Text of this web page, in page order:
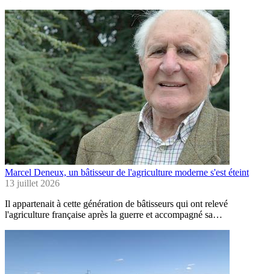
Marcel Deneux, un bâtisseur de l'agriculture moderne s'est éteint
13 juillet 2026
Il appartenait à cette génération de bâtisseurs qui ont relevé
l'agriculture française après la guerre et accompagné sa…